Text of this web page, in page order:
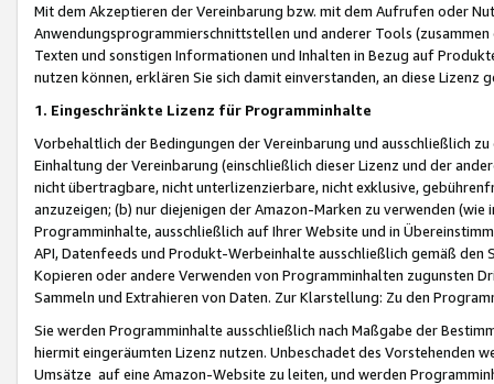
Mit dem Akzeptieren der Vereinbarung bzw. mit dem Aufrufen oder
Anwendungsprogrammierschnittstellen und anderer Tools (zusammen
Texten und sonstigen Informationen und Inhalten in Bezug auf
nutzen können, erklären Sie sich damit einverstanden, an diese Lizenz
1. Eingeschränkte Lizenz für Programminhalte
Vorbehaltlich der Bedingungen der Vereinbarung und ausschließlich
Einhaltung der Vereinbarung (einschließlich dieser Lizenz und der
nicht übertragbare, nicht unterlizenzierbare, nicht exklusive,
anzuzeigen; (b) nur diejenigen der Amazon-Marken zu verwenden
Programminhalte, ausschließlich auf Ihrer Website und in
API, Datenfeeds und Produkt-Werbeinhalte ausschließlich gemäß
Kopieren oder andere Verwenden von Programminhalten zugunsten
Sammeln und Extrahieren von Daten. Zur Klarstellung: Zu den
Sie werden Programminhalte ausschließlich nach Maßgabe der
hiermit eingeräumten Lizenz nutzen. Unbeschadet des Vorstehenden
Umsätze auf eine Amazon-Website zu leiten, und werden